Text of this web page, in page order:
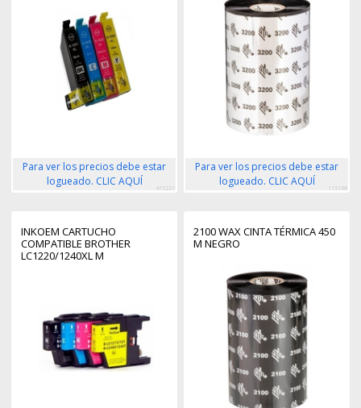
Para ver los precios debe estar
logueado. CLIC AQUÍ
415221
Para ver los precios debe estar
logueado. CLIC AQUÍ
115198
INKOEM CARTUCHO
COMPATIBLE BROTHER
LC1220/1240XL M
2100 WAX CINTA TÉRMICA 450
M NEGRO